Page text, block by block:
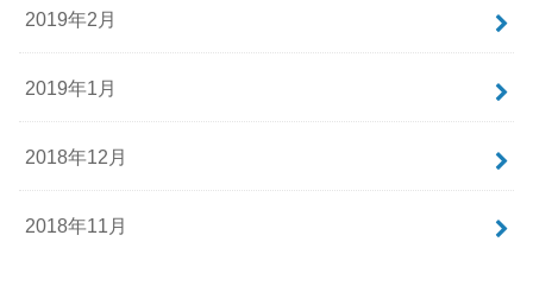
2019年2月
2019年1月
2018年12月
2018年11月